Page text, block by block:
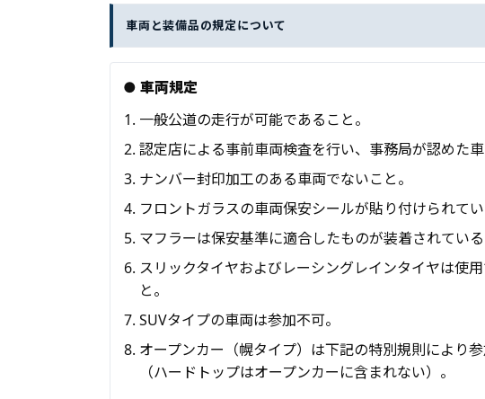
車両と装備品の規定について
● 車両規定
一般公道の走行が可能であること。
認定店による事前車両検査を行い、事務局が認めた車
ナンバー封印加工のある車両でないこと。
フロントガラスの車両保安シールが貼り付けられてい
マフラーは保安基準に適合したものが装着されている
スリックタイヤおよびレーシングレインタイヤは使
と。
SUVタイプの車両は参加不可。
オープンカー（幌タイプ）は下記の特別規則により
（ハードトップはオープンカーに含まれない）。